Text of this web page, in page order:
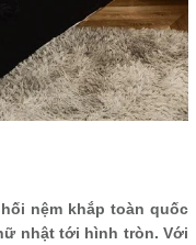
nệm khắp toàn quốc
nhật tới hình tròn. Với